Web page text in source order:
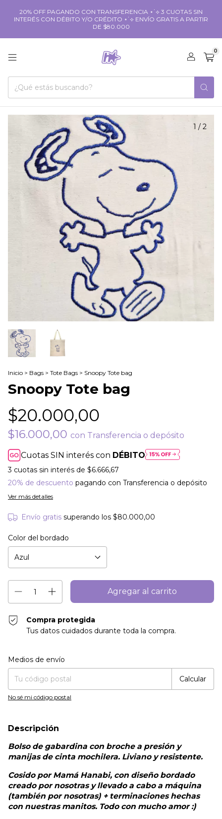
20% OFF PAGANDO CON TRANSFERENCIA ⋆˙⟡ 3 CUOTAS SIN
INTERÉS CON DÉBITO Y/O CRÉDITO ⋆˙⟡ ENVÍO GRATIS A PARTIR
DE $80.000
0
1 / 2
Inicio > Bags > Tote Bags > Snoopy Tote bag
Snoopy Tote bag
$20.000,00
$16.000,00 con Transferencia o depósito
Cuotas SIN interés con DÉBITO
3 cuotas sin interés de $6.666,67
20% de descuento pagando con Transferencia o depósito
Ver más detalles
Envío gratis superando los $80.000,00
Color del bordado
Compra protegida
Tus datos cuidados durante toda la compra.
Entregas para el CP:
Medios de envío
Calcular
No sé mi código postal
Descripción
Bolso de gabardina con broche a presión y
manijas de cinta mochilera. Liviano y resistente.
Cosido por Mamá Hanabi, con diseño bordado
creado por nosotras y llevado a cabo a máquina
(también por nosotras) + terminaciones hechas
con nuestras manitos. Todo con mucho amor :)